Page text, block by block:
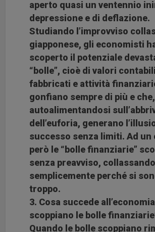
aperto quasi un ventennio
depressione e di deflazione.
Studiando l’improvviso
giapponese, gli economisti
scoperto il potenziale
“bolle”, cioè di valori
fabbricati e attività
gonfiano sempre di più e che,
autoalimentandosi
dell’euforia, generano
successo senza limiti. Ad un
però le “bolle finanziarie”
senza preavviso, collassando
semplicemente perché si
troppo.
3. Cosa succede
scoppiano le bolle
Quando le bolle scoppiano